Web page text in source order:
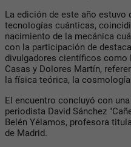
La edición de este año estuvo
tecnologías cuánticas,
nacimiento de la mecánica
con la participación de
divulgadores científicos como
Casas y Dolores Martín,
la física teórica, la
El encuentro concluyó con
periodista David Sánchez
Belén Yélamos, profesora
de Madrid.